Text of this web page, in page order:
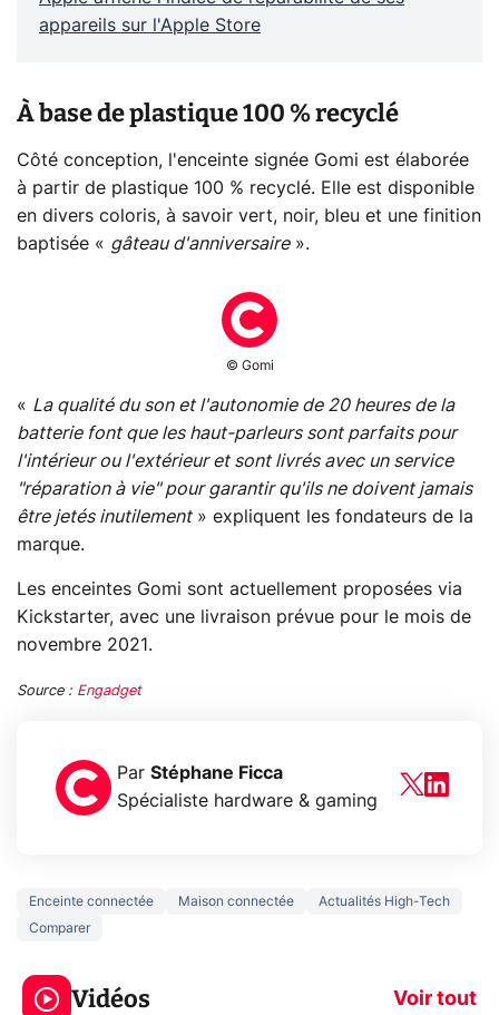
appareils sur l'Apple Store
À base de plastique 100 % recyclé
Côté conception, l'enceinte signée Gomi est élaborée
à partir de plastique 100 % recyclé. Elle est disponible
en divers coloris, à savoir vert, noir, bleu et une finition
baptisée « gâteau d'anniversaire».
© Gomi
« La qualité du son et l'autonomie de 20 heures de la
batterie font que les haut-parleurs sont parfaits pour
l'intérieur ou l'extérieur et sont livrés avec un service
"réparation à vie" pour garantir qu'ils ne doivent jamais
être jetés inutilement» expliquent les fondateurs de la
marque.
Les enceintes Gomi sont actuellement proposées via
Kickstarter, avec une livraison prévue pour le mois de
novembre 2021.
Source : Engadget
Par Stéphane Ficca
Spécialiste hardware & gaming
Enceinte connectée Maison connectée
Actualités High-Tech
Comparer
Vidéos Voir tout
3 écrans en 1 pour
319€ ? Voici L'AOC
CQ32G4ZA !
prochaine